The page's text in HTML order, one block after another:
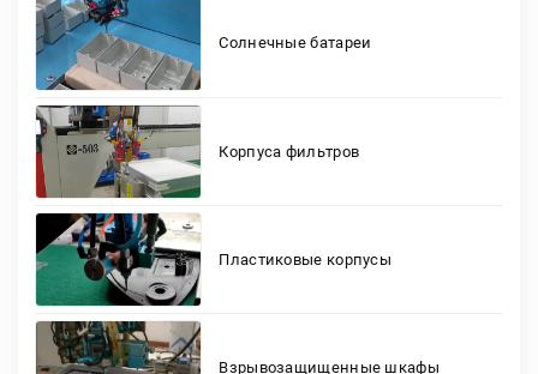
Солнечные батареи
Корпуса фильтров
Пластиковые корпусы
Взрывозащищенные шкафы